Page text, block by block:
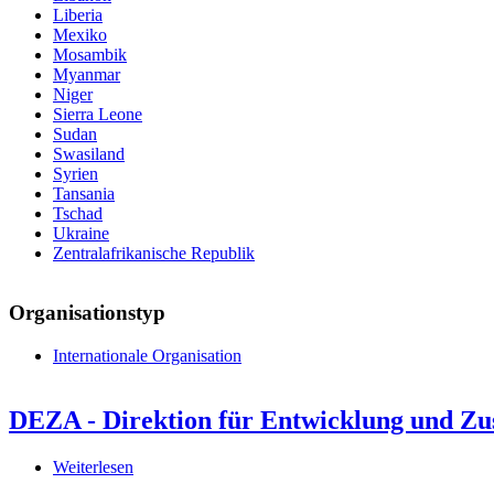
Liberia
Mexiko
Mosambik
Myanmar
Niger
Sierra Leone
Sudan
Swasiland
Syrien
Tansania
Tschad
Ukraine
Zentralafrikanische Republik
Organisationstyp
Internationale Organisation
DEZA - Direktion für Entwicklung und
Weiterlesen